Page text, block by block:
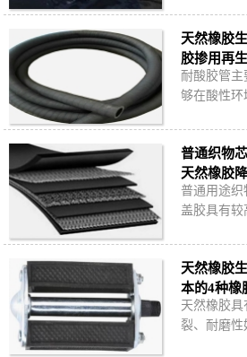
效降低原料
天然橡胶
胶掺用再
耐酸胶管
够在酸性环
胶时，适
料成本。
普通织物
天然橡胶
普通用途织
盖胶具有
蚀等性能
天然橡胶
本的4种
天然橡胶
裂、耐磨性